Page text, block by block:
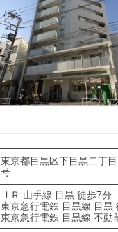
東京都目黒区下目黒二丁
号
ＪＲ 山手線 目黒 徒歩7分
東京急行電鉄 目黒線 目黒
東京急行電鉄 目黒線 不動